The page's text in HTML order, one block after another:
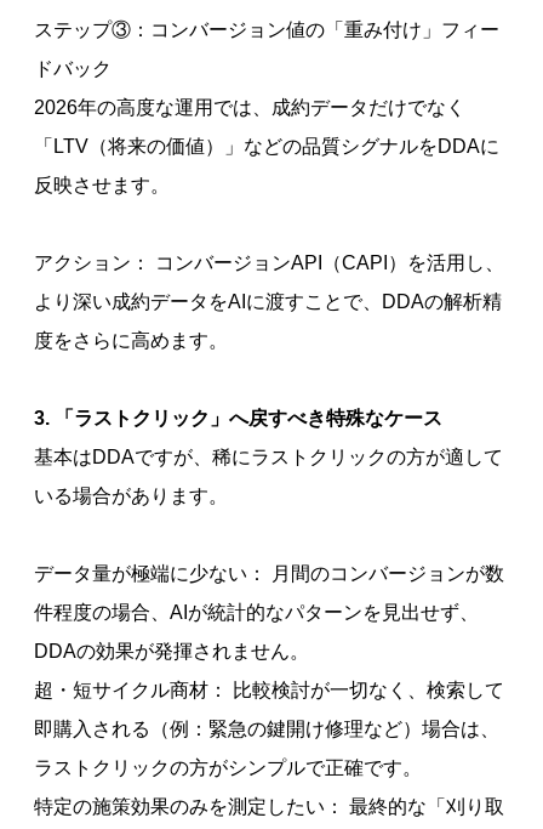
ステップ③：コンバージョン値の「重み付け」フィー
ドバック
2026年の高度な運用では、成約データだけでなく
「LTV（将来の価値）」などの品質シグナルをDDAに
反映させます。
アクション： コンバージョンAPI（CAPI）を活用し、
より深い成約データをAIに渡すことで、DDAの解析精
度をさらに高めます。
3. 「ラストクリック」へ戻すべき特殊なケース
基本はDDAですが、稀にラストクリックの方が適して
いる場合があります。
データ量が極端に少ない： 月間のコンバージョンが数
件程度の場合、AIが統計的なパターンを見出せず、
DDAの効果が発揮されません。
超・短サイクル商材： 比較検討が一切なく、検索して
即購入される（例：緊急の鍵開け修理など）場合は、
ラストクリックの方がシンプルで正確です。
特定の施策効果のみを測定したい： 最終的な「刈り取